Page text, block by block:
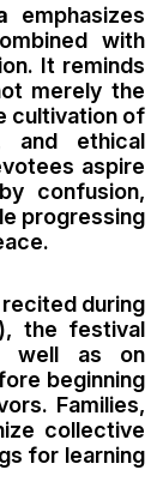
emphasizes
with
It reminds
merely the
cultivation of
and ethical
aspire
confusion,
progressing
recited during
the festival
well as on
beginning
Families,
collective
for learning